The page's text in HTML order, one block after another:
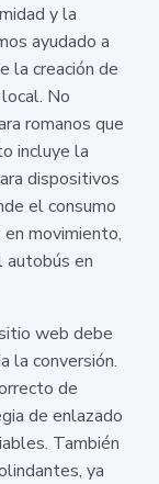
y la
ayudado a
la creación de
No
romanos que
incluye la
dispositivos
el consumo
movimiento,
autobús en
web debe
la conversión.
de
de enlazado
También
ya